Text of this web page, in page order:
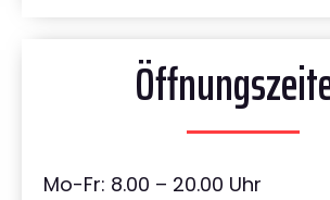
Mo-Fr: 8.00 – 20.00 Uhr